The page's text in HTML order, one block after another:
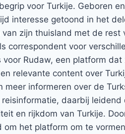
voor Turkije. Geboren
interesse getoond in het
zijn thuisland met de rest
correspondent voor
Rudaw, een platform
relevante content over
meer informeren over de
daarbij
en rijkdom van Turkije.
om het platform om te